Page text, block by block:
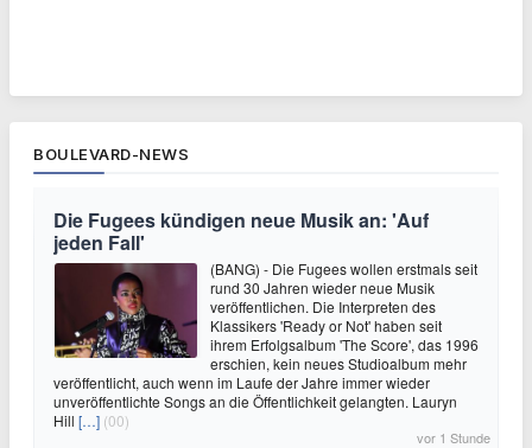
BOULEVARD-NEWS
Die Fugees kündigen neue Musik an: 'Auf
jeden Fall'
(BANG) - Die Fugees wollen erstmals seit
rund 30 Jahren wieder neue Musik
veröffentlichen. Die Interpreten des
Klassikers 'Ready or Not' haben seit
ihrem Erfolgsalbum 'The Score', das 1996
erschien, kein neues Studioalbum mehr
veröffentlicht, auch wenn im Laufe der Jahre immer wieder
unveröffentlichte Songs an die Öffentlichkeit gelangten. Lauryn
Hill […] (00)
vor 1 Stunde